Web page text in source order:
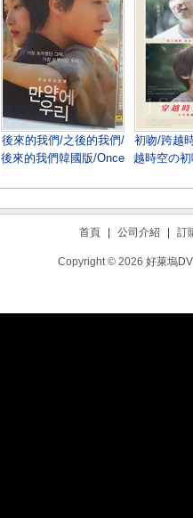
後來的我們/之後的我們/
後來的我們韓國版/Once
初吻/跨越
越時空の
首頁 公司介紹 訂
Copyright © 2026 好萊塢